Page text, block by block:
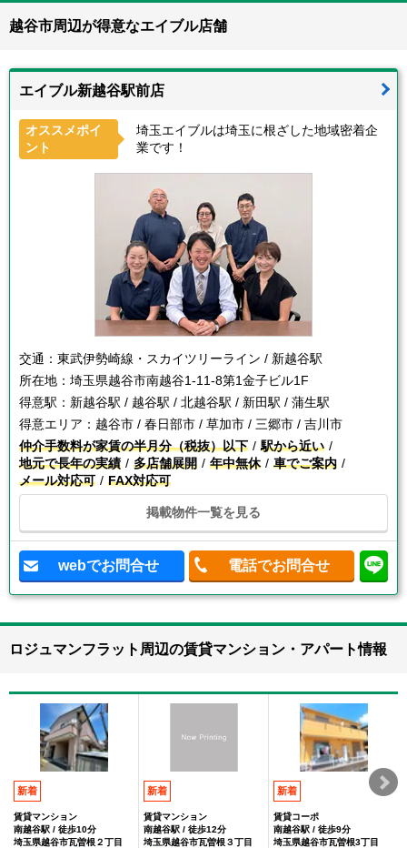
越谷市周辺が得意なエイブル店舗
エイブル新越谷駅前店
オススメポイ
ント
埼玉エイブルは埼玉に根ざした地域密着企
業です！
交通： 東武伊勢崎線・スカイツリーライン / 新越谷駅
所在地： 埼玉県越谷市南越谷1-11-8第1金子ビル1F
得意駅： 新越谷駅 / 越谷駅 / 北越谷駅 / 新田駅 / 蒲生駅
得意エリア： 越谷市 / 春日部市 / 草加市 / 三郷市 / 吉川市
仲介手数料が家賃の半月分（税抜）以下
駅から近い
地元で長年の実績
多店舗展開 年中無休
車でご案内
メール対応可
FAX対応可
掲載物件一覧を見る
webでお問合せ 電話でお問合せ
ロジュマンフラット周辺の賃貸マンション・アパート情報
新着
賃貸マンション
南越谷駅 / 徒歩10分
埼玉県越谷市瓦曽根２丁目
新着
賃貸マンション
南越谷駅 / 徒歩12分
埼玉県越谷市瓦曽根３丁目
新着
賃貸コーポ
南越谷駅 / 徒歩9分
埼玉県越谷市瓦曽根3丁目